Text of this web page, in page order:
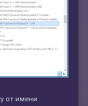
от имени